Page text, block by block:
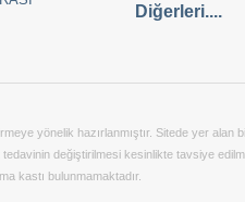
Diğerleri....
yönelik hazırlanmıştır. Sitede yer
değiştirilmesi kesinlikte tavsiye
kastı bulunmamaktadır.